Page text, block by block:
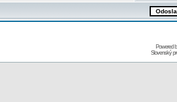
Powered
Slovenský